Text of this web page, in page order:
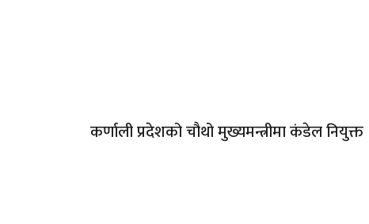
कर्णाली प्रदेशको चौथो मुख्यमन्त्रीमा कंडेल नियुक्त